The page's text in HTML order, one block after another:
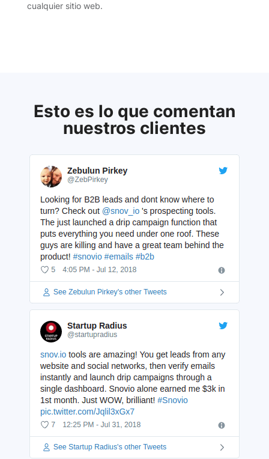
cualquier sitio web.
Esto es lo que comentan
nuestros clientes